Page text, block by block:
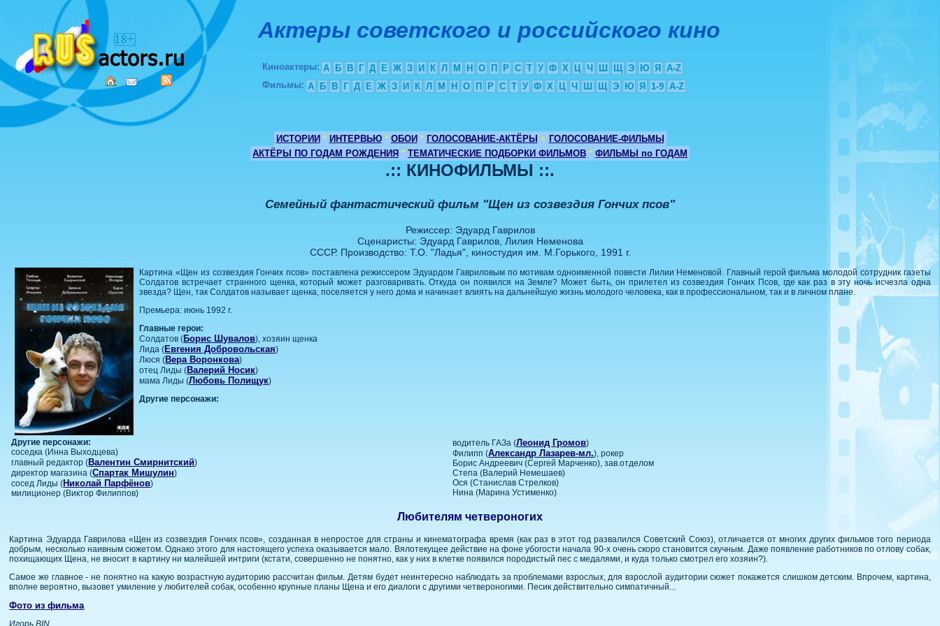
Актеры советского и российского кино
Киноактеры: А Б В Г Д Е Ж З И К Л М Н О П Р С Т У Ф Х Ц Ч Ш Щ Э Ю Я
A-Z
Фильмы: А Б В Г Д Е Ж З И К Л М Н О П Р С Т У Ф Х Ц Ч Ш Щ Э Ю Я 1-9 A-Z
ИСТОРИИ * ИНТЕРВЬЮ * ОБОИ * ГОЛОСОВАНИЕ-АКТЁРЫ + ГОЛОСОВАНИЕ-ФИЛЬМЫ
АКТЁРЫ ПО ГОДАМ РОЖДЕНИЯ * ТЕМАТИЧЕСКИЕ ПОДБОРКИ ФИЛЬМОВ * ФИЛЬМЫ по ГОДАМ
.:: КИНОФИЛЬМЫ ::.
Семейный фантастический фильм "Щен из созвездия Гончих псов"
Режиссер: Эдуард Гаврилов
Сценаристы: Эдуард Гаврилов, Лилия Неменова
СССР. Производство: Т.О. "Ладья", киностудия им. М.Горького, 1991 г.
Картина «Щен из созвездия Гончих псов» поставлена режиссером Эдуардом Гавриловым по мотивам одноименной повести Лилии Неменовой. Главный герой фильма молодой сотрудник газеты
Солдатов встречает странного щенка, который может разговаривать. Откуда он появился на Земле? Может быть, он прилетел из созвездия Гончих Псов, где как раз в эту ночь исчезла одна
звезда? Щен, так Солдатов называет щенка, поселяется у него дома и начинает влиять на дальнейшую жизнь молодого человека, как в профессиональном, так и в личном плане.
Премьера: июнь 1992 г.
Главные герои:
Солдатов (Борис Шувалов), хозяин щенка
Лида (Евгения Добровольская)
Люся (Вера Воронкова)
отец Лиды (Валерий Носик)
мама Лиды (Любовь Полищук)
Другие персонажи:
Другие персонажи:
соседка (Инна Выходцева)
главный редактор (Валентин Смирнитский)
директор магазина (Спартак Мишулин)
сосед Лиды (Николай Парфёнов)
милиционер (Виктор Филиппов)
водитель ГАЗа (Леонид Громов)
Филипп (Александр Лазарев-мл.), рокер
Борис Андреевич (Сергей Марченко), зав.отделом
Степа (Валерий Немешаев)
Ося (Станислав Стрелков)
Нина (Марина Устименко)
Любителям четвероногих
Картина Эдуарда Гаврилова «Щен из созвездия Гончих псов», созданная в непростое для страны и кинематографа время (как раз в этот год развалился Советский Союз), отличается от многих других фильмов того периода
добрым, несколько наивным сюжетом. Однако этого для настоящего успеха оказывается мало. Вялотекущее действие на фоне убогости начала 90-х очень скоро становится скучным. Даже появление работников по отлову собак,
похищающих Щена, не вносит в картину ни малейшей интриги (кстати, совершенно не понятно, как у них в клетке появился породистый пес с медалями, и куда только смотрел его хозяин?).
Самое же главное - не понятно на какую возрастную аудиторию рассчитан фильм. Детям будет неинтересно наблюдать за проблемами взрослых, для взрослой аудитории сюжет покажется слишком детским. Впрочем, картина,
вполне вероятно, вызовет умиление у любителей собак, особенно крупные планы Щена и его диалоги с другими четвероногими. Песик действительно симпатичный...
Фото из фильма
Игорь BIN